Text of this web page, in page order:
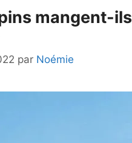
mangent-
par Noémie